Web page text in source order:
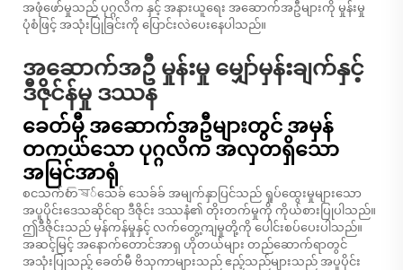
အဖုံဖော်မှုသည် ပုဂ္ဂလိက နှင့် အနားယူရေး အဆောက်အဦများကို မှုန်းမှု
ပုံစံဖြင့် အသုံးပြုခြင်းကို ပြောင်းလဲပေးနေပါသည်။
အဆောက်အဦ မှုန်းမှု မျှော်မှန်းချက်နှင့်
ဒီဇိုင်န်မှု ဒဿန
ခေတ်မှီ အဆောက်အဦများတွင် အမှန်
တကယ်သော ပုဂ္ဂလိက အလှတရှိသော
အမြင်အာရုံ
စငသက်တিষ်သေခ် သေခ်ခ် အမျက်နှာပြင်သည် ရှုပ်ထွေးမှုများသော
အပူပိုင်းဒေသဆိုင်ရာ ဒီဇိုင်း ဒဿနံ၏ တိုးတက်မှုကို ကိုယ်စားပြုပါသည်။
ဤဒီဇိုင်းသည် မှန်ကန်မှုနှင့် လက်တွေ့ကျမှုတို့ကို ပေါင်းစပ်ပေးပါသည်။
အဆင့်မြင့် အနောက်တောင်အာရှ ဟိုတယ်များ တည်ဆောက်ရာတွင်
အသုံးပြုသည့် ခေတ်မီ ဗိသုကာများသည် ဧည့်သည်များသည် အပူပိုင်း